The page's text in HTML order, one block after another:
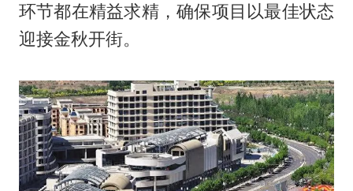
环节都在精益求精，确保项目以最佳状态
迎接金秋开街。